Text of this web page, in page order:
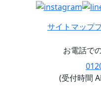
サイトマップ
お電話で
(受付時間